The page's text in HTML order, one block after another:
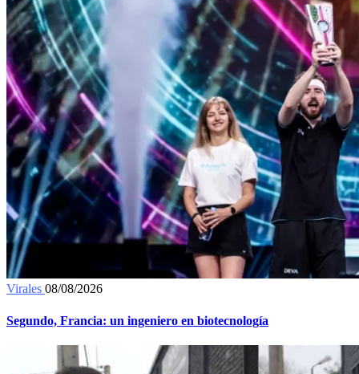
Virales 08/08/2026
Segundo, Francia: un ingeniero en biotecnología